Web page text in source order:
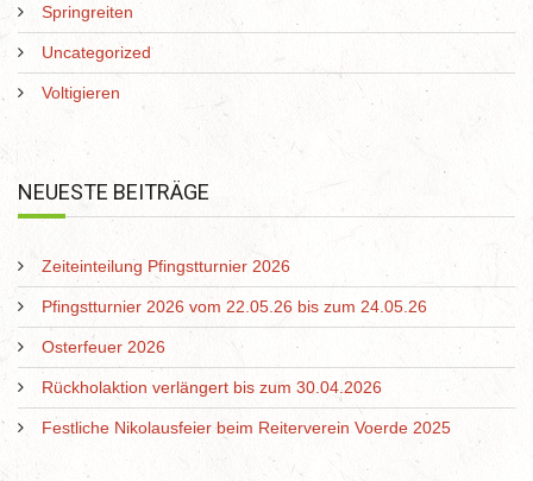
Springreiten
Uncategorized
Voltigieren
NEUESTE BEITRÄGE
Zeiteinteilung Pfingstturnier 2026
Pfingstturnier 2026 vom 22.05.26 bis zum 24.05.26
Osterfeuer 2026
Rückholaktion verlängert bis zum 30.04.2026
Festliche Nikolausfeier beim Reiterverein Voerde 2025